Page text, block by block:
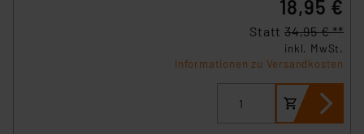
18,95 €
Statt 34,95 € **
inkl. MwSt.
Informationen zu Versandkosten